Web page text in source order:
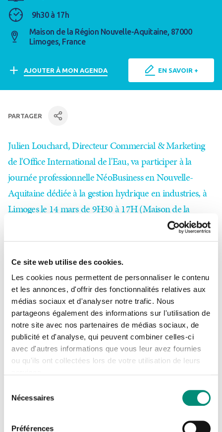
Ce site web utilise des cookies.
Les cookies nous permettent de personnaliser le contenu
et les annonces, d'offrir des fonctionnalités relatives aux
médias sociaux et d'analyser notre trafic. Nous
partageons également des informations sur l'utilisation de
notre site avec nos partenaires de médias sociaux, de
publicité et d'analyse, qui peuvent combiner celles-ci
avec d'autres informations que vous leur avez fournies
ou qu'ils ont collectées lors de votre utilisation de leurs
Nécessaires
Préférences
9h30 à 17h
Maison de la Région Nouvelle-Aquitaine, 87000
Limoges, France
AJOUTER À MON AGENDA EN SAVOIR +
PARTAGER
Julien Louchard, Directeur Commercial & Marketing
de l'Office International de l'Eau, va participer à la
journée professionnelle NéoBusiness en Nouvelle-
Aquitaine dédiée à la gestion hydrique en industries, à
Limoges le 14 mars de 9H30 à 17H (Maison de la
économique et de la biodiversité.
Les objectifs de cette journée sont de sensibiliser,
d'inspirer, et de soutenir les dirigeants industriels de NA
dans leur gestion hydrique.
A cette occasion, Julien Louchard, Directeur
l'Eau, participera à la table ronde "
L'empreinte Eau des
gestion hydrique durable !
, aux côtés
Se connecter
J'ai déjà un compte
Adresse email *